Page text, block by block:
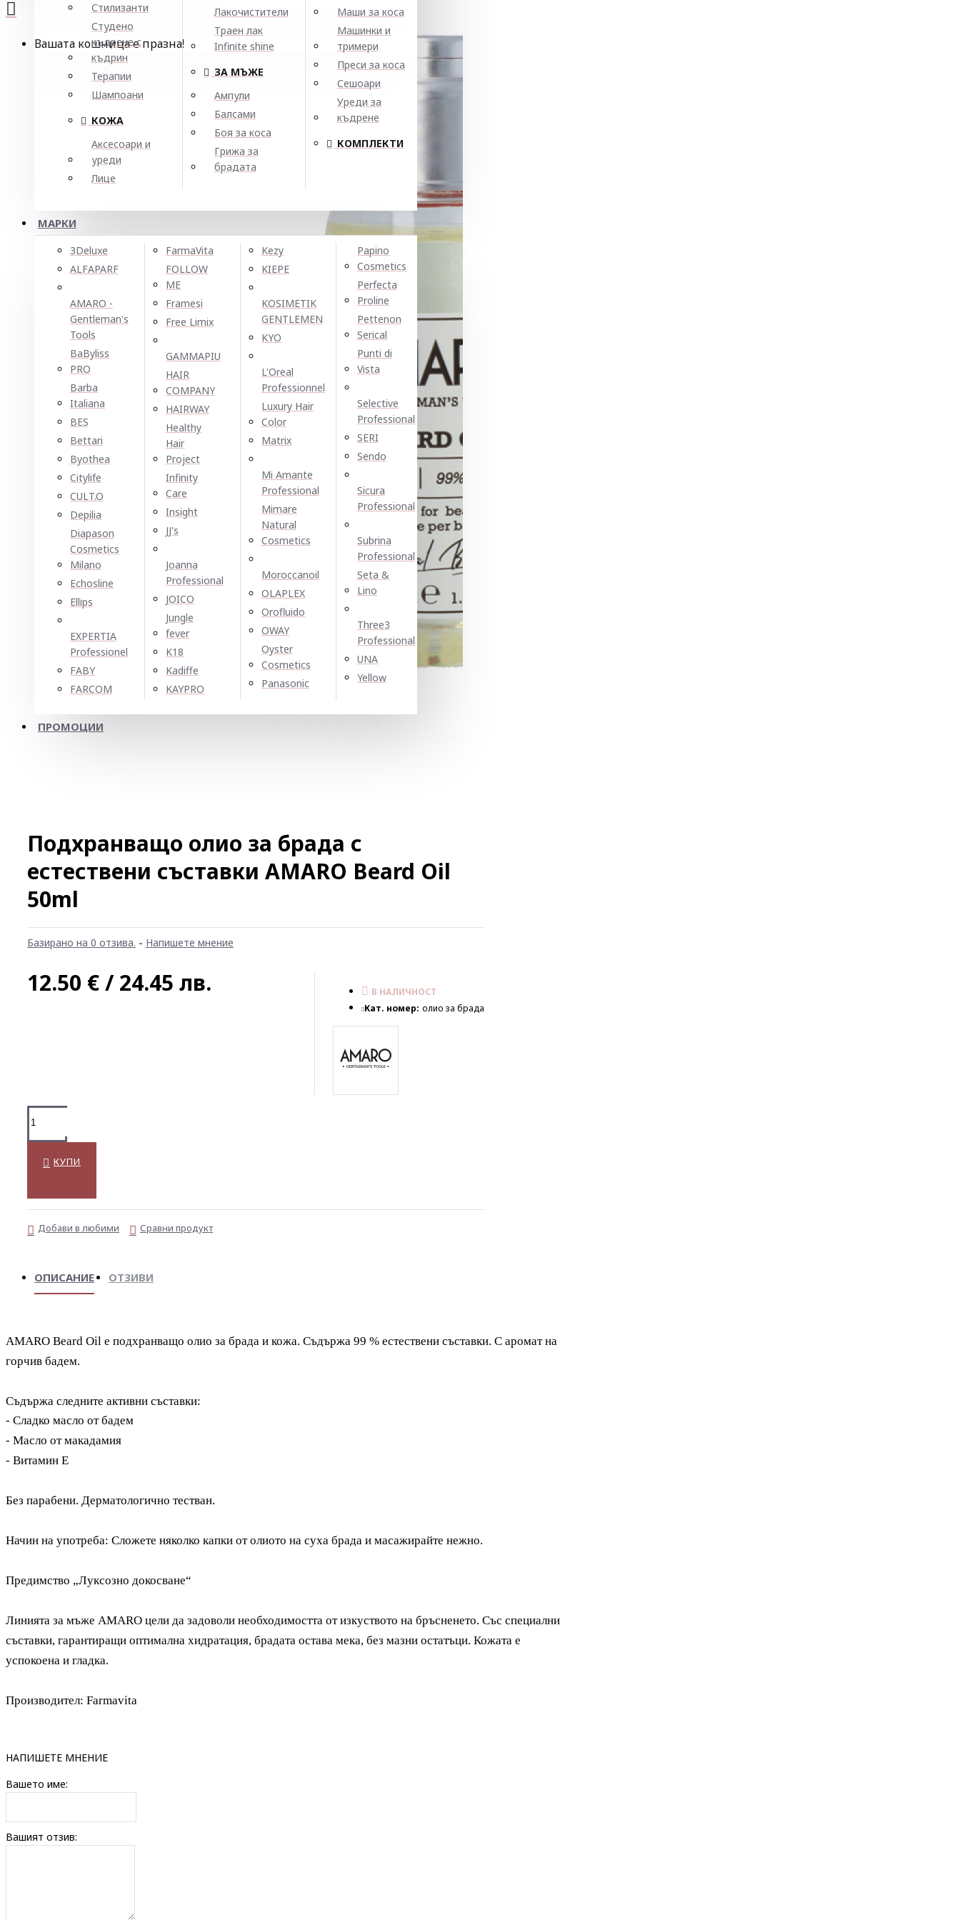
Стилизанти
Студено
къдрене с
къдрин
Терапии
Шампоани
КОЖА
Аксесоари и
уреди
Лице
Лакочистители
Траен лак
Infinite shine
ЗА МЪЖЕ
Ампули
Балсами
Боя за коса
Грижа за
брадата
Маши за коса
Машинки и
тримери
Преси за коса
Сешоари
Уреди за
къдрене
КОМПЛЕКТИ
МАРКИ
3Deluxe
ALFAPARF
AMARO -
Gentleman's
Tools
BaByliss
PRO
Barba
Italiana
BES
Bettari
Byothea
Citylife
CULT.O
Depilia
Diapason
Cosmetics
Milano
Echosline
Ellірѕ
EXPERTIA
Professionel
FABY
FARCOM
FarmaVita
FOLLOW
ME
Framesi
Free Limix
GAMMAPIU
HAIR
COMPANY
HAIRWAY
Healthy
Hair
Project
Infinity
Care
Insight
JJ's
Joanna
Professional
JOICO
Jungle
fever
K18
Kadiffe
KAYPRO
Kezy
KIEPE
KOSIMETIK
GENTLEMEN
KYO
L'Oreal
Professionnel
Luxury Hair
Color
Matrix
Mi Amante
Professional
Mimare
Natural
Cosmetics
Moroccanoil
OLAPLEX
Orofluido
OWAY
Oyster
Cosmetics
Panasonic
Papino
Cosmetics
Perfecta
Proline
Pettenon
Serical
Punti di
Vista
Selective
Professional
SERI
Sendo
Sicura
Professional
Subrina
Professional
Seta &
Lino
Three3
Professional
UNA
Yellow
ПРОМОЦИИ
Вашата кошница е празна!
Подхранващо олио за брада с
естествени съставки AMARO Beard Oil
50ml
Базирано на 0 отзива. - Напишете мнение
12.50 € / 24.45 лв.
В НАЛИЧНОСТ
Кат. номер: олио за брада
КУПИ
Добави в любими Сравни продукт
ОПИСАНИЕ ОТЗИВИ
AMARO Beard Oil е подхранващо олио за брада и кожа. Съдържа 99 % естествени съставки. С аромат на
горчив бадем.
Съдържа следните активни съставки:
- Сладко масло от бадем
- Масло от макадамия
- Витамин Е
Без парабени. Дерматологично тестван.
Начин на употреба: Сложете няколко капки от олиото на суха брада и масажирайте нежно.
Предимство „Луксозно докосване“
Линията за мъже AMARO цели да задоволи необходимостта от изкуството на бръсненето. Със специални
съставки, гарантиращи оптимална хидратация, брадата остава мека, без мазни остатъци. Кожата е
успокоена и гладка.
Производител: Farmavita
НАПИШЕТЕ МНЕНИЕ
Вашето име:
Вашият отзив: